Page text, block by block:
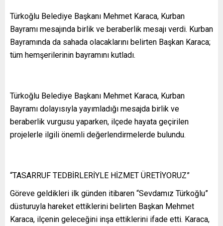
Türkoğlu Belediye Başkanı Mehmet Karaca, Kurban
Bayramı mesajında birlik ve beraberlik mesajı verdi. Kurban
Bayramında da sahada olacaklarını belirten Başkan Karaca;
tüm hemşerilerinin bayramını kutladı.
Türkoğlu Belediye Başkanı Mehmet Karaca, Kurban
Bayramı dolayısıyla yayımladığı mesajda birlik ve
beraberlik vurgusu yaparken, ilçede hayata geçirilen
projelerle ilgili önemli değerlendirmelerde bulundu.
“TASARRUF TEDBİRLERİYLE HİZMET ÜRETİYORUZ”
Göreve geldikleri ilk günden itibaren “Sevdamız Türkoğlu”
düsturuyla hareket ettiklerini belirten Başkan Mehmet
Karaca, ilçenin geleceğini inşa ettiklerini ifade etti. Karaca,